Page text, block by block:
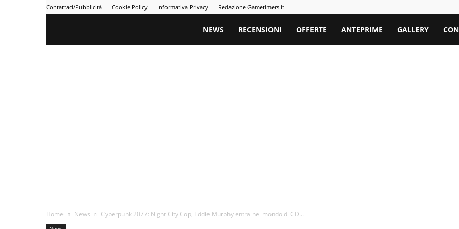
Contattaci/Pubblicità Cookie Policy Informativa Privacy Redazione Gametimers.it
Gametimers
NEWS RECENSIONI OFFERTE ANTEPRIME GALLERY
Home News Cyberpunk 2077: Night City Cop, Eddie Murphy entra nel mondo di CD...